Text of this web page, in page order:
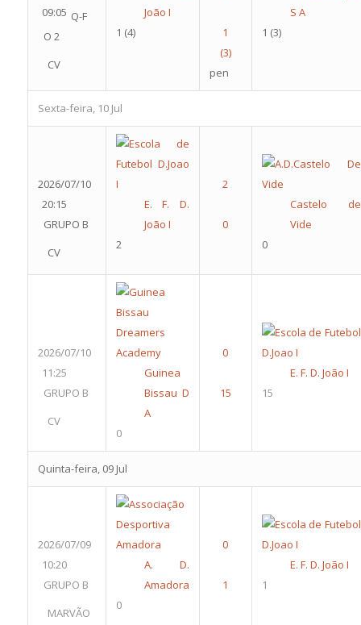
09:05 Q-F
O 2
CV
João I
1 (4)
pen
S A
1 (3)
Sexta-feira, 10 Jul
2026/07/10
20:15
GRUPO B
CV
E. F. D.
João I
2
Castelo de
Vide
0
2026/07/10
11:25
GRUPO B
CV
Guinea
Bissau D
A
0
E. F. D. João I
15
Quinta-feira, 09 Jul
2026/07/09
10:20
GRUPO B
MARVÃO
A. D.
Amadora
0
E. F. D. João I
1